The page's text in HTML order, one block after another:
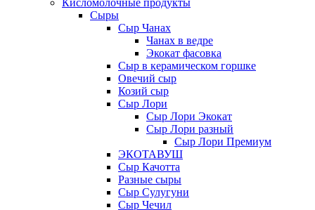
Кисломолочные продукты
Сыры
Сыр Чанах
Чанах в ведре
Экокат фасовка
Сыр в керамическом горшке
Овечий сыр
Козий сыр
Сыр Лори
Сыр Лори Экокат
Сыр Лори разный
Сыр Лори Премиум
ЭКОТАВУШ
Сыр Качотта
Разные сыры
Сыр Сулугуни
Сыр Чечил